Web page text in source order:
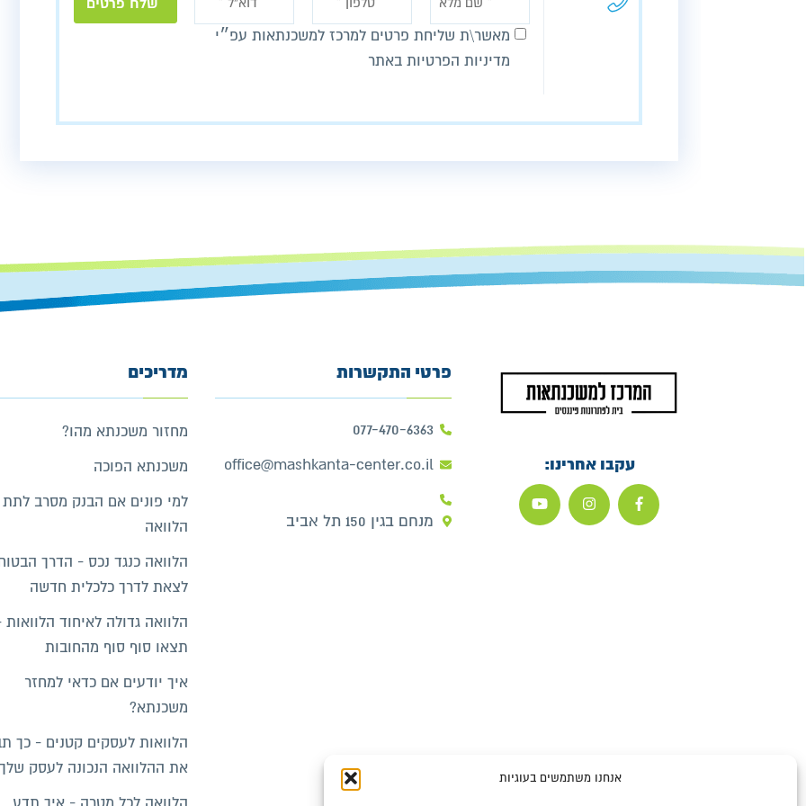
אנחנו משתמשים בעוגיות
מאשר\ת שליחת פרטים למרכז למשכנתאות עפ״י
מדיניות הפרטיות באתר
מדריכים
מחזור משכנתא מהו?
משכנתא הפוכה
למי פונים אם הבנק מסרב לתת
הלוואה
הלוואה כנגד נכס - הדרך
לצאת לדרך כלכלית חדשה
הלוואה גדולה לאיחוד
תצאו סוף סוף מהחובות
איך יודעים אם כדאי למחזר
משכנתא?
הלוואות לעסקים קטנים - כך
את ההלוואה הנכונה לעסק שלך
פרטי התקשרות
077-470-6363
office@mashkanta-center.co.il
מנחם בגין 150 תל אביב
עקבו אחרינו: